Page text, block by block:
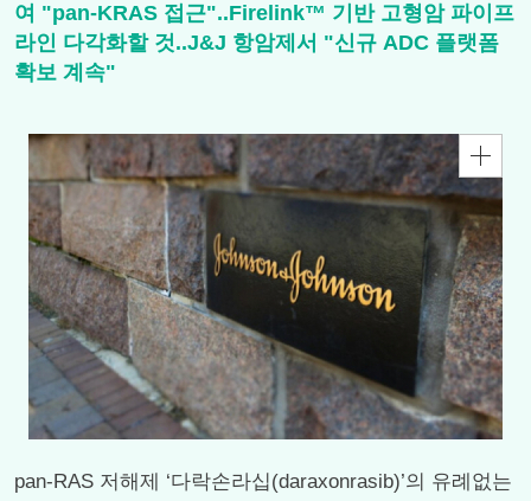
여 "pan-KRAS 접근"..Firelink™ 기반 고형암 파이프
라인 다각화할 것..J&J 항암제서 "신규 ADC 플랫폼
확보 계속"
pan-RAS 저해제 ‘다락손라십(daraxonrasib)’의 유례없는